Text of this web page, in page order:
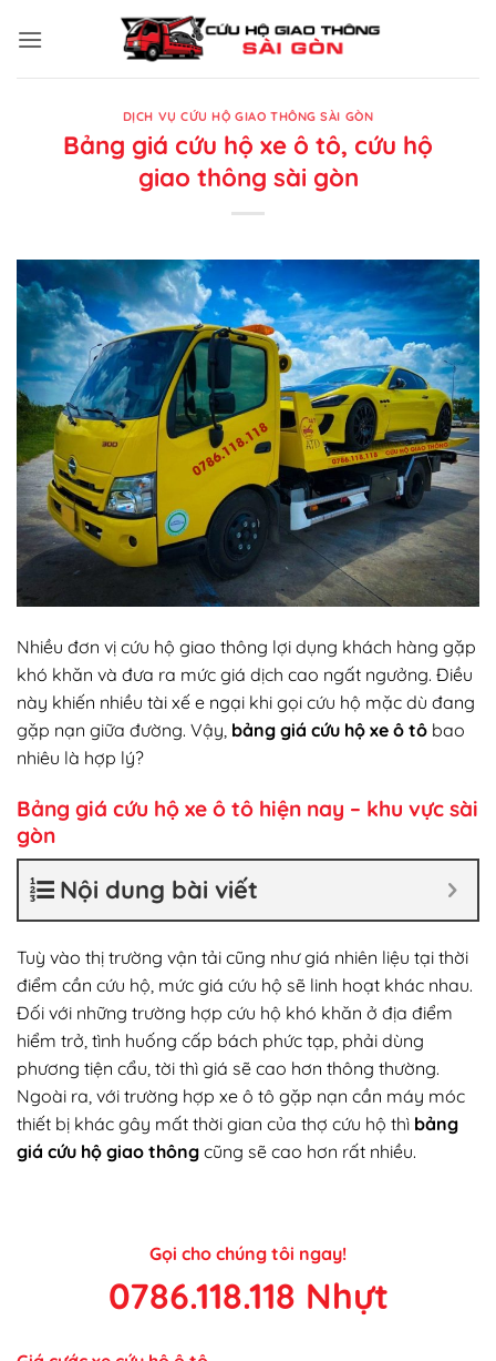
qua
DỊCH VỤ CỨU HỘ GIAO THÔNG SÀI GÒN
Bảng giá cứu hộ xe ô tô, cứu hộ
giao thông sài gòn
Nhiều đơn vị cứu hộ giao thông lợi dụng khách hàng gặp
khó khăn và đưa ra mức giá dịch cao ngất ngưởng. Điều
này khiến nhiều tài xế e ngại khi gọi cứu hộ mặc dù đang
gặp nạn giữa đường. Vậy, bảng giá cứu hộ xe ô tô bao
nhiêu là hợp lý?
Bảng giá cứu hộ xe ô tô hiện nay – khu vực sài
gòn
Nội dung bài viết
Tuỳ vào thị trường vận tải cũng như giá nhiên liệu tại thời
điểm cần cứu hộ, mức giá cứu hộ sẽ linh hoạt khác nhau.
Đối với những trường hợp cứu hộ khó khăn ở địa điểm
hiểm trở, tình huống cấp bách phức tạp, phải dùng
phương tiện cẩu, tời thì giá sẽ cao hơn thông thường.
Ngoài ra, với trường hợp xe ô tô gặp nạn cần máy móc
thiết bị khác gây mất thời gian của thợ cứu hộ thì bảng
giá cứu hộ giao thông cũng sẽ cao hơn rất nhiều.
Gọi cho chúng tôi ngay!
0786.118.118 Nhựt